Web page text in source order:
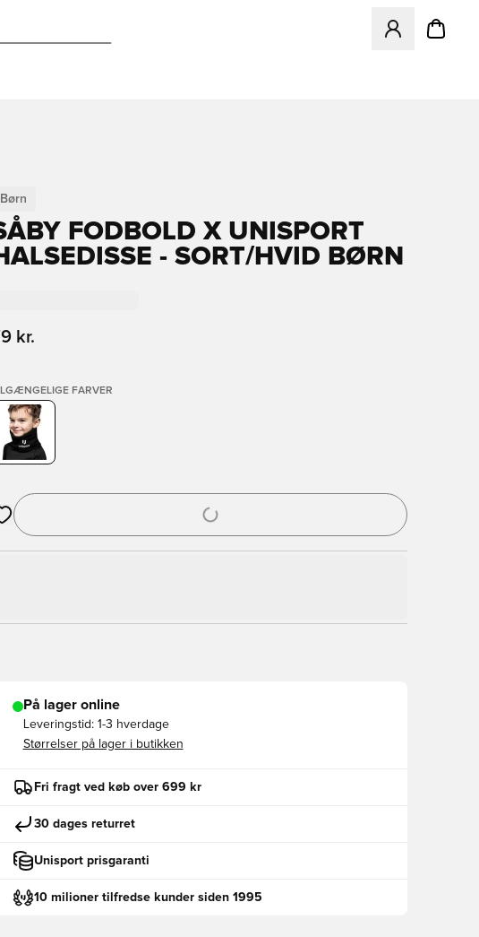
Åbner en
Børn
FODBOLD X UNISPORT
- SORT/HVID BØRN
kr.
FARVER
en Modal til at logge ind eller tilmelde dig som medlem
På lager online
Leveringstid: 1-3 hverdage
Størrelser på lager i butikken
Fri fragt ved køb over 699 kr
30 dages returret
Unisport prisgaranti
10 milioner tilfredse kunder siden 1995